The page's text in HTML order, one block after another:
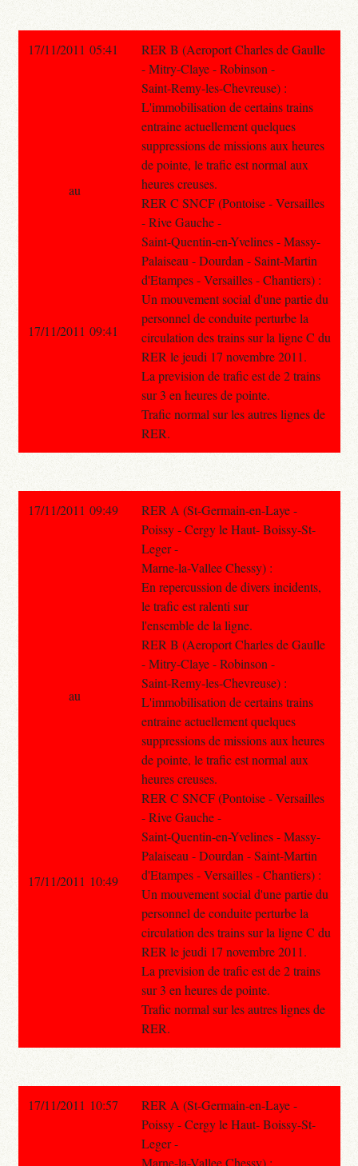
17/11/2011 05:41
RER B (Aeroport Charles de Gaulle
- Mitry-Claye - Robinson -
Saint-Remy-les-Chevreuse) :
L'immobilisation de certains trains
entraine actuellement quelques
suppressions de missions aux heures
de pointe, le trafic est normal aux
heures creuses.
RER C SNCF (Pontoise - Versailles
- Rive Gauche -
Saint-Quentin-en-Yvelines - Massy-
Palaiseau - Dourdan - Saint-Martin
d'Etampes - Versailles - Chantiers) :
Un mouvement social d'une partie du
personnel de conduite perturbe la
circulation des trains sur la ligne C du
RER le jeudi 17 novembre 2011.
La prevision de trafic est de 2 trains
sur 3 en heures de pointe.
Trafic normal sur les autres lignes de
RER.
au
17/11/2011 09:41
17/11/2011 09:49
RER A (St-Germain-en-Laye -
Poissy - Cergy le Haut- Boissy-St-
Leger -
Marne-la-Vallee Chessy) :
En repercussion de divers incidents,
le trafic est ralenti sur
l'ensemble de la ligne.
RER B (Aeroport Charles de Gaulle
- Mitry-Claye - Robinson -
Saint-Remy-les-Chevreuse) :
L'immobilisation de certains trains
entraine actuellement quelques
suppressions de missions aux heures
de pointe, le trafic est normal aux
heures creuses.
RER C SNCF (Pontoise - Versailles
- Rive Gauche -
Saint-Quentin-en-Yvelines - Massy-
Palaiseau - Dourdan - Saint-Martin
d'Etampes - Versailles - Chantiers) :
Un mouvement social d'une partie du
personnel de conduite perturbe la
circulation des trains sur la ligne C du
RER le jeudi 17 novembre 2011.
La prevision de trafic est de 2 trains
sur 3 en heures de pointe.
Trafic normal sur les autres lignes de
RER.
au
17/11/2011 10:49
17/11/2011 10:57
RER A (St-Germain-en-Laye -
Poissy - Cergy le Haut- Boissy-St-
Leger -
Marne-la-Vallee Chessy) :